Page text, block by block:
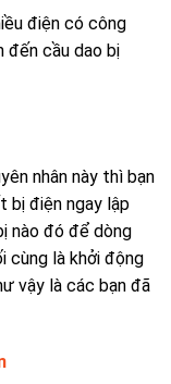
điện có công
đến cầu dao bị
nhân này thì bạn
bị điện ngay lập
nào đó để dòng
cùng là khởi động
vậy là các bạn đã